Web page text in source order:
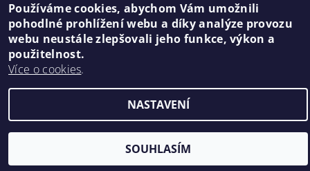
2026 ©HAIR BIŽUTERIE, všechna práva vyhrazena
Vytvořil Shoptet
Používáme cookies, abychom Vám umožnili
pohodlné prohlížení webu a díky analýze provozu
webu neustále zlepšovali jeho funkce, výkon a
použitelnost.
Více o cookies.
NASTAVENÍ
SOUHLASÍM